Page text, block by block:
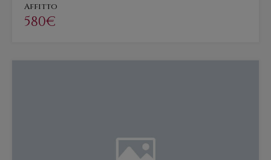
Affitto
580€